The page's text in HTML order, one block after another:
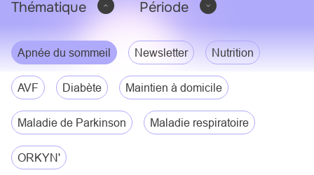
Thématique Période
Thématique
Apnée du sommeil
Newsletter Nutrition
AVF Diabète Maintien à domicile
Maladie de Parkinson Maladie respiratoire
ORKYN'